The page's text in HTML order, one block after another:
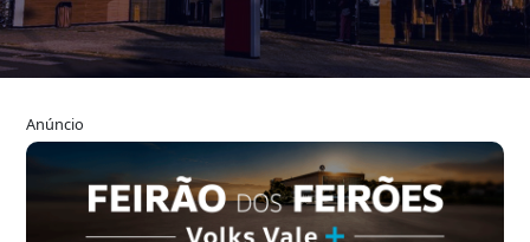
Anúncio